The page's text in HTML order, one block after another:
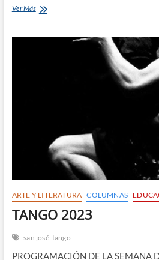
Ver MásQuién
ARTE Y LITERATURA COLUMNAS
TANGO 2023
san josé tango
PROGRAMACIÓN DE LA SEMANA